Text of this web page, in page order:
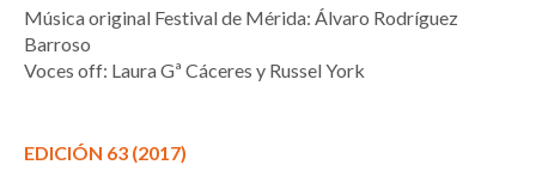
Música original Festival de Mérida: Álvaro Rodríguez
Barroso
Voces off: Laura Gª Cáceres y Russel York
EDICIÓN 63 (2017)